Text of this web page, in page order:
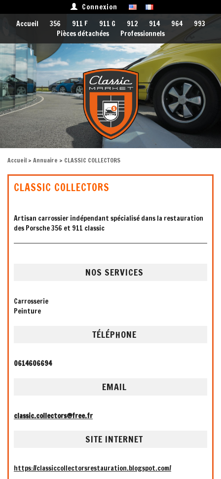
Connexion
Accueil
356 911 F 911 G 912 914 964
993
Pièces détachées
Professionnels
Accueil > Annuaire > CLASSIC COLLECTORS
CLASSIC COLLECTORS
Artisan carrossier indépendant spécialisé dans la restauration
des Porsche 356 et 911 classic
NOS SERVICES
Carrosserie
Peinture
TÉLÉPHONE
0614606694
EMAIL
classic.collectors@free.fr
SITE INTERNET
https://classiccollectorsrestauration.blogspot.com/